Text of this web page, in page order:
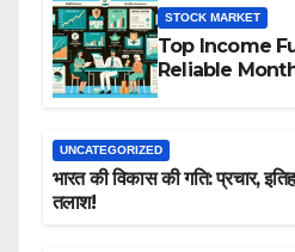
STOCK MARKET
Top Income
Reliable
UNCATEGORIZED
भारत की विकास की गति: प्रचार,
तलाश!